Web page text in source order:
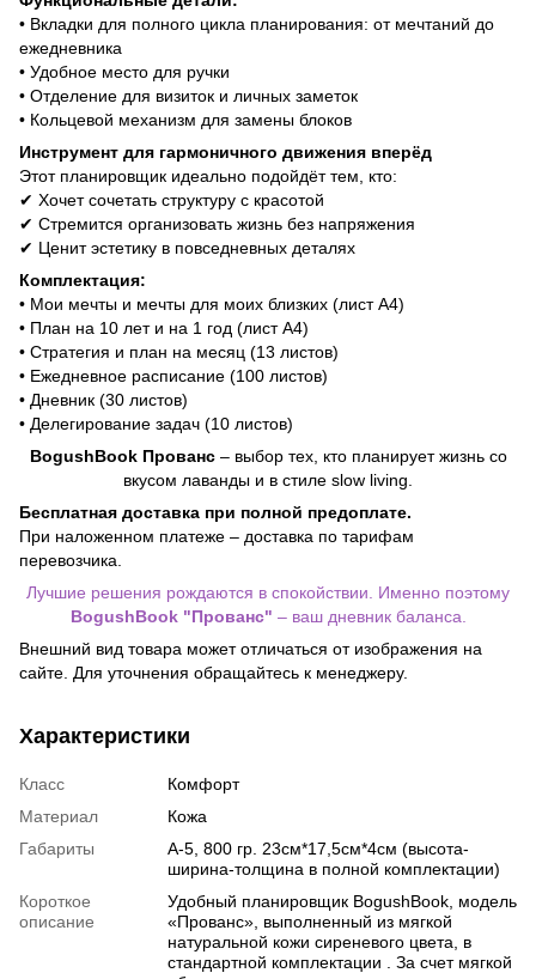
• Вкладки для полного цикла планирования: от мечтаний до
ежедневника
• Удобное место для ручки
• Отделение для визиток и личных заметок
• Кольцевой механизм для замены блоков
Инструмент для гармоничного движения вперёд
Этот планировщик идеально подойдёт тем, кто:
✔ Хочет сочетать структуру с красотой
✔ Стремится организовать жизнь без напряжения
✔ Ценит эстетику в повседневных деталях
Комплектация:
• Мои мечты и мечты для моих близких (лист А4)
• План на 10 лет и на 1 год (лист А4)
• Стратегия и план на месяц (13 листов)
• Ежедневное расписание (100 листов)
• Дневник (30 листов)
• Делегирование задач (10 листов)
BogushBook Прованс– выбор тех, кто планирует жизнь со
вкусом лаванды и в стиле slow living.
Бесплатная доставка при полной предоплате.
При наложенном платеже – доставка по тарифам
перевозчика.
Лучшие решения рождаются в спокойствии. Именно поэтому
BogushBook "Прованс" – ваш дневник баланса.
Внешний вид товара может отличаться от изображения на
сайте. Для уточнения обращайтесь к менеджеру.
Характеристики
Класс
Комфорт
Материал
Кожа
Габариты
А-5, 800 гр. 23см*17,5см*4см (высота-
ширина-толщина в полной комплектации)
Короткое
описание
Удобный планировщик BogushBook, модель
«Прованс», выполненный из мягкой
натуральной кожи сиреневого цвета, в
стандартной комплектации . За счет мягкой